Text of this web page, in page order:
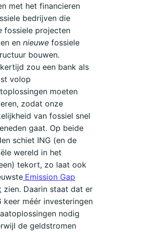
met het financieren
bedrijven die
fossiele projecten
ennieuwefossiele
bouwen.
zou een bank als
volop
moeten
zodat onze
van fossiel snel
gaat. Op beide
schiet ING (en de
wereld in het
tekort, zo laat ook
Emission Gap
zien. Daarin staat dat er
keer méér investeringen
nodig
de geldstromen